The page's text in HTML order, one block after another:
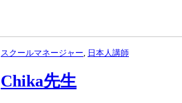
スクールマネージャー, 日本人講師
Chika先生